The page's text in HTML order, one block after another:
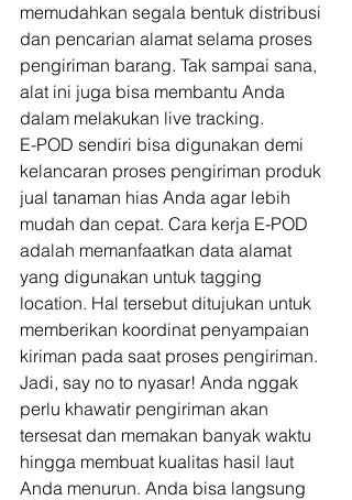
memudahkan segala bentuk distribusi
dan pencarian alamat selama proses
pengiriman barang. Tak sampai sana,
alat ini juga bisa membantu Anda
dalam melakukan live tracking.
E-POD sendiri bisa digunakan demi
kelancaran proses pengiriman produk
jual tanaman hias Anda agar lebih
mudah dan cepat. Cara kerja E-POD
adalah memanfaatkan data alamat
yang digunakan untuk tagging
location. Hal tersebut ditujukan untuk
memberikan koordinat penyampaian
kiriman pada saat proses pengiriman.
Jadi, say no to nyasar! Anda nggak
perlu khawatir pengiriman akan
tersesat dan memakan banyak waktu
hingga membuat kualitas hasil laut
Anda menurun. Anda bisa langsung